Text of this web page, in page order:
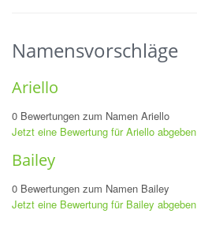
Namensvorschläge
Ariello
0 Bewertungen zum Namen Ariello
Jetzt eine Bewertung für Ariello abgeben
Bailey
0 Bewertungen zum Namen Bailey
Jetzt eine Bewertung für Bailey abgeben